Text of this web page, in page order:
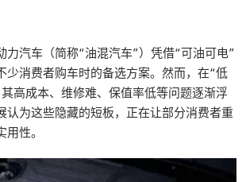
力汽车（简称“油混汽车”）凭借“可油可电”
少消费者购车时的备选方案。然而，在“低
高成本、维修难、保值率低等问题逐渐浮
认为这些隐藏的短板，正在让部分消费者重
性。